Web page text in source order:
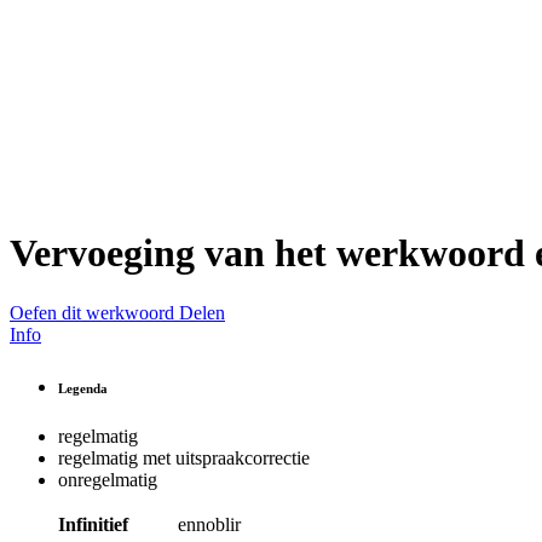
Vervoeging van het werkwoord
Oefen dit werkwoord Delen
Info
Legenda
regelmatig
regelmatig met uitspraakcorrectie
onregelmatig
Infinitief
ennoblir